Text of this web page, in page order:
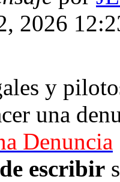
2026
y
una
Denuncia
escribir